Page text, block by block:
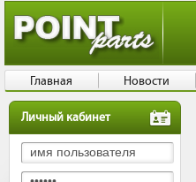
Личный кабинет
Главная Новости